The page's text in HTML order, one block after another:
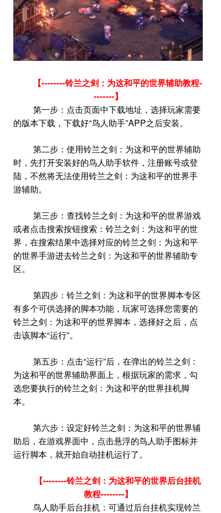
【--------铃兰之剑：为这和平的世界辅助教程-
-------】
第一步：点击页面中下载地址，选择玩家需要
的版本下载，下载好“鸟人助手”APP之后安装。
第二步：使用铃兰之剑：为这和平的世界辅助
时，先打开安装好的鸟人助手软件，注册账号或登
陆，不然将无法使用铃兰之剑：为这和平的世界手
游辅助。
第三步：查找铃兰之剑：为这和平的世界游戏
或者点击搜索按钮搜索：铃兰之剑：为这和平的世
界，在搜索结果中选择对应的铃兰之剑：为这和平
的世界手游进去铃兰之剑：为这和平的世界辅助专
区。
第四步：铃兰之剑：为这和平的世界脚本专区
有多个可供选择的脚本功能，玩家可选择您需要的
铃兰之剑：为这和平的世界脚本，选择好之后，点
击该脚本“运行”。
第五步：点击“运行”后，在弹出的铃兰之剑：
为这和平的世界辅助界面上，根据玩家的需求，勾
选您要执行的铃兰之剑：为这和平的世界挂机脚
本。
第六步：设定好铃兰之剑：为这和平的世界辅
助后，在游戏界面中，点击悬浮的鸟人助手图标并
运行脚本，就开始自动挂机运行了。
【--------铃兰之剑：为这和平的世界后台挂机
教程--------】
鸟人助手后台挂机：可通过后台挂机实现铃兰